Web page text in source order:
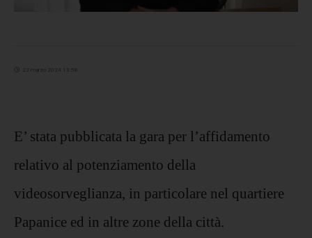
22 marzo 2024 13:58
E’ stata pubblicata la gara per l’affidamento
relativo al potenziamento della
videosorveglianza, in particolare nel quartiere
Papanice ed in altre zone della città.